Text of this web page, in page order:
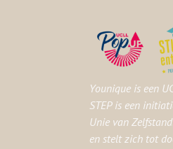
Younique is een
STEP is een
Unie van
en stelt zich tot